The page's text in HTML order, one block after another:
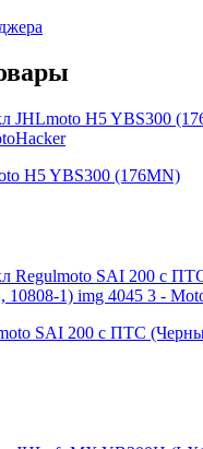
H5 YBS300 (176MN)
SAI 200 с ПТС